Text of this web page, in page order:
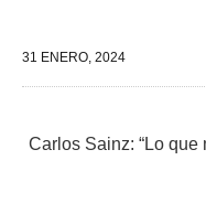
31 ENERO, 2024
Carlos Sainz: “Lo